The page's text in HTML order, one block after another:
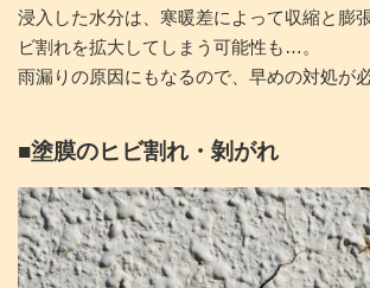
浸入した水分は、寒暖差によって収縮と膨
ビ割れを拡大してしまう可能性も…。
雨漏りの原因にもなるので、早めの対処が必
■塗膜のヒビ割れ・剝がれ